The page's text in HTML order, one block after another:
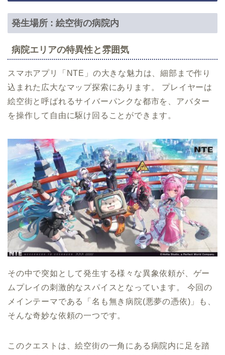
発生場所 : 絵空街の病院内
病院エリアの特異性と雰囲気
スマホアプリ「NTE」の大きな魅力は、細部まで作り
込まれた広大なマップ探索にあります。 プレイヤーは
絵空街と呼ばれるサイバーパンクな都市を、アバター
を操作して自由に駆け回ることができます。
その中で突如として発生する様々な異象依頼が、ゲー
ムプレイの刺激的なスパイスとなっています。 今回の
メインテーマである「名も無き病院(悪夢の憑依)」も、
そんな奇妙な依頼の一つです。
このクエストは、絵空街の一角にある病院内に足を踏